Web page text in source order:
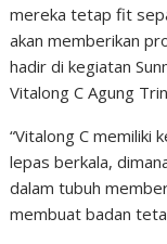
mereka tetap fit
akan memberikan
hadir di kegiatan
Vitalong C Agung
“Vitalong C memiliki
lepas berkala,
dalam tubuh
membuat badan